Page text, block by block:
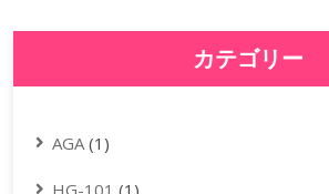
カテゴリー
AGA(1)